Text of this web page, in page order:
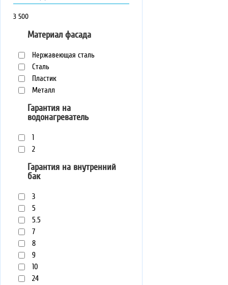
3 500
Материал фасада
Нержавеющая сталь
Сталь
Пластик
Металл
Гарантия на
водонагреватель
1
2
Гарантия на внутренний
бак
3
5
5.5
7
8
9
10
24